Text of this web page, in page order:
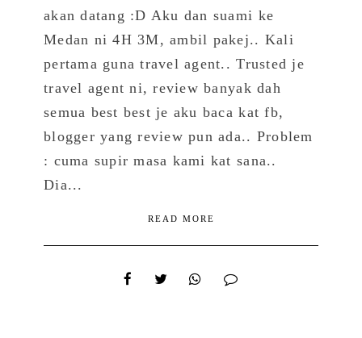
akan datang :D Aku dan suami ke
Medan ni 4H 3M, ambil pakej.. Kali
pertama guna travel agent.. Trusted je
travel agent ni, review banyak dah
semua best best je aku baca kat fb,
blogger yang review pun ada.. Problem
: cuma supir masa kami kat sana..
Dia...
READ MORE